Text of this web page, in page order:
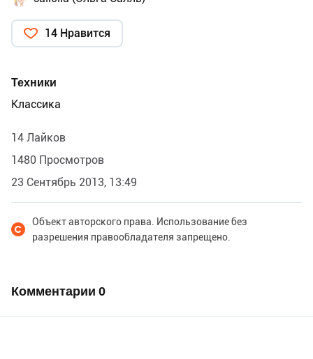
14 Нравится
Техники
Классика
14 Лайков
1480 Просмотров
23 Сентябрь 2013, 13:49
Объект авторского права. Использование без
разрешения правообладателя запрещено.
Комментарии 0